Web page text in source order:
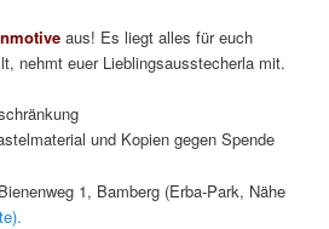
aus! Es liegt alles für euch
nehmt euer Lieblingsausstecherla mit.
und Kopien gegen Spende
1, Bamberg (Erba-Park, Nähe